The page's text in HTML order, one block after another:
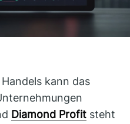
kann das
Diamond Profit steht